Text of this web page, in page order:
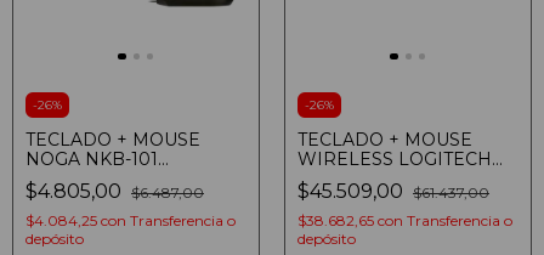
-26%
TECLADO + MOUSE
NOGA NKB-101
MULTIMEDIA NEGRO
$4.805,00 $6.487,00
$4.084,25 con Transferencia o
depósito
-26%
TECLADO + MOUSE
WIRELESS LOGITECH
MK270
$45.509,00 $61.437,00
$38.682,65 con Transferencia o
depósito